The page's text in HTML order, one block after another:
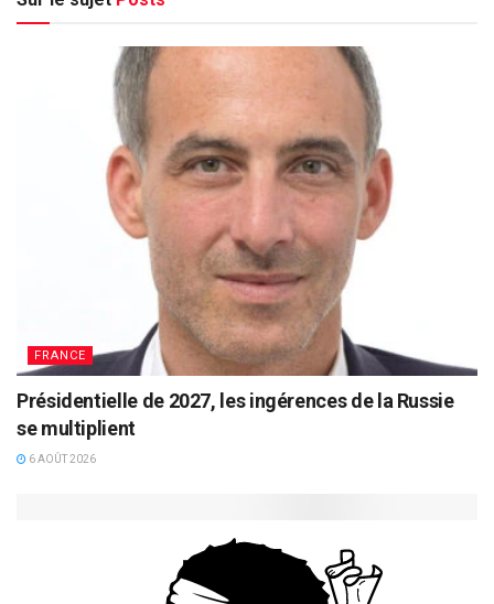
FRANCE
Présidentielle de 2027, les ingérences de la Russie
se multiplient
6 AOÛT 2026